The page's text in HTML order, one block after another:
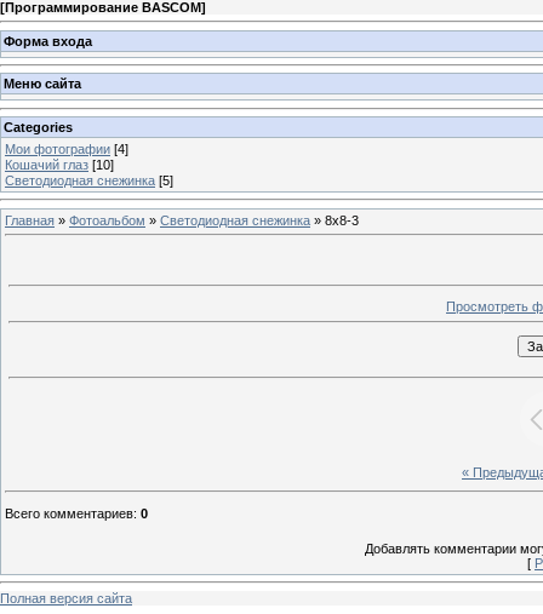
[Программирование BASCOM]
Форма входа
Меню сайта
Categories
Мои фотографии [4]
Кошачий глаз [10]
Светодиодная снежинка [5]
Главная » Фотоальбом » Светодиодная снежинка » 8x8-3
Просмотреть
«
Всего комментариев: 0
Добавлять комментарии
[
Полная версия сайта